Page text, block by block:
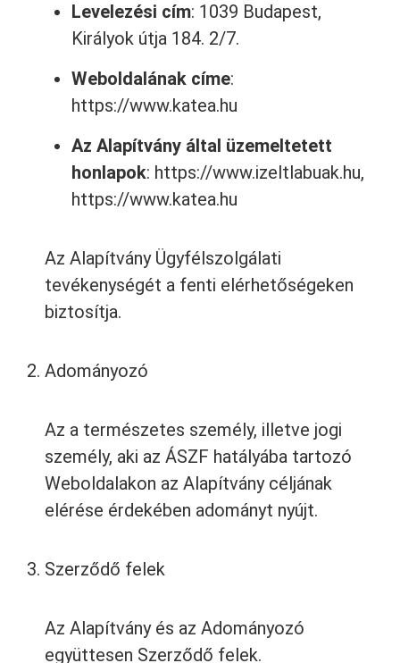
Levelezési cím: 1039 Budapest,
Királyok útja 184. 2/7.
Weboldalának címe:
https://www.katea.hu
Az Alapítvány által üzemeltetett
honlapok: https://www.izeltlabuak.hu,
https://www.katea.hu
Az Alapítvány Ügyfélszolgálati
tevékenységét a fenti elérhetőségeken
biztosítja.
Adományozó
Az a természetes személy, illetve jogi
személy, aki az ÁSZF hatályába tartozó
Weboldalakon az Alapítvány céljának
elérése érdekében adományt nyújt.
Szerződő felek
Az Alapítvány és az Adományozó
együttesen Szerződő felek.